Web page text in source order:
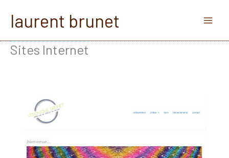
laurent brunet
Sites Internet